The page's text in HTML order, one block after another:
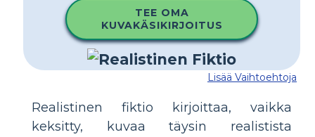
TEE OMA
KUVAKÄSIKIRJOITUS
Lisää Vaihtoehtoja
Realistinen fiktio kirjoittaa, vaikka
keksitty, kuvaa täysin realistista